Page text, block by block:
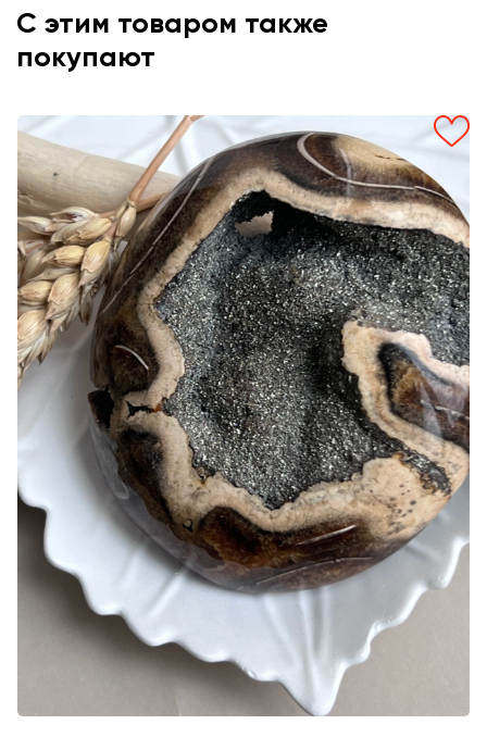
С этим товаром также
покупают